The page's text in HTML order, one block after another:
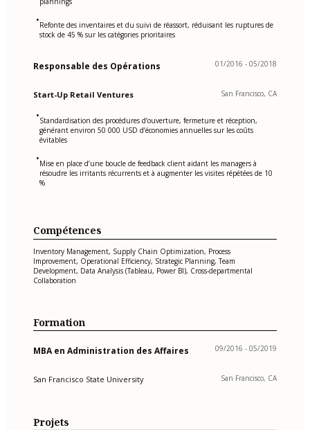
•Refonte des inventaires et du suivi de réassort, réduisant les ruptures de
stock de 45 % sur les catégories prioritaires
Responsable des Opérations 01/2016 - 05/2018
Start-Up Retail Ventures San Francisco, CA
•Standardisation des procédures d’ouverture, fermeture et réception,
générant environ 50 000 USD d’économies annuelles sur les coûts
évitables
•Mise en place d’une boucle de feedback client aidant les managers à
résoudre les irritants récurrents et à augmenter les visites répétées de 10
%
Compétences
Inventory Management, Supply Chain Optimization, Process
Improvement, Operational Efficiency, Strategic Planning, Team
Development, Data Analysis (Tableau, Power BI), Cross-departmental
Collaboration
Formation
MBA en Administration des Affaires 09/2016 - 05/2019
San Francisco State University San Francisco, CA
Projets